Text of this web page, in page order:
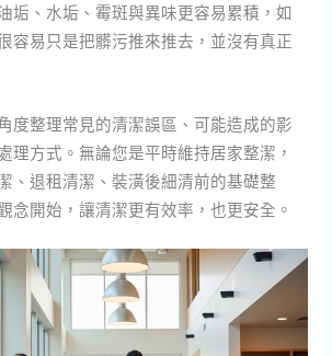
垢、水垢、霉斑與異味更容易累積，如
容易只是把髒污推來推去，並沒有真正
度整理常見的清潔誤區、可能造成的影
理方式。無論您是平時維持居家整潔，
、退租清潔、裝潢後細清前的基礎整
念開始，讓清潔更有效率，也更安全。